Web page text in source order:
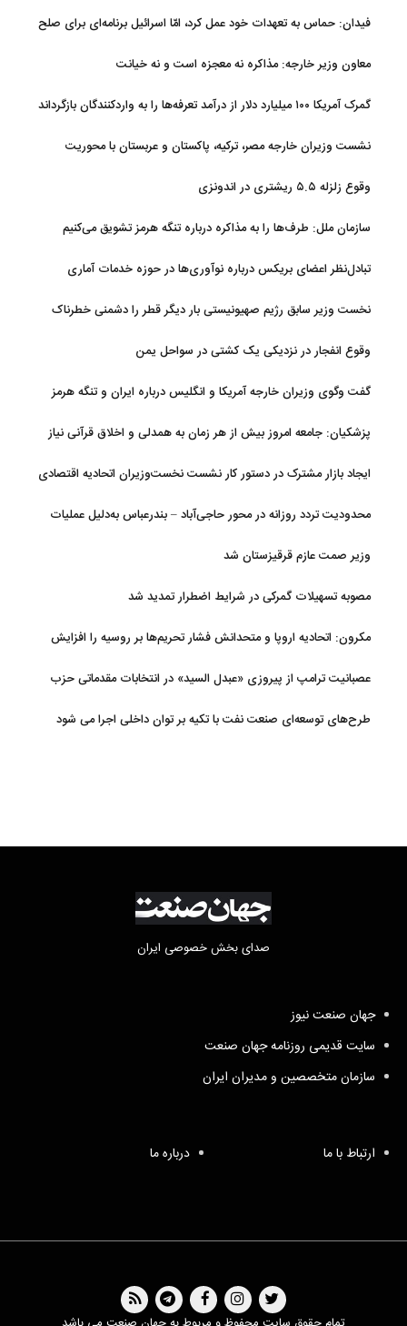
فیدان: حماس به تعهدات خود عمل کرد، امّا اسرائیل برنامه‌ای برای صلح
معاون وزیر خارجه: مذاکره نه معجزه است و نه خیانت
گمرک آمریکا ۱۰۰ میلیارد دلار از درآمد تعرفه‌ها را به واردکنندگان بازگرداند
نشست وزیران خارجه مصر، ترکیه، پاکستان و عربستان با محوریت
وقوع زلزله ۵.۵ ریشتری در اندونزی
سازمان ملل: طرف‌ها را به مذاکره درباره تنگه هرمز تشویق می‌کنیم
تبادل‌نظر اعضای بریکس درباره نوآوری‌ها در حوزه خدمات آماری
نخست وزیر سابق رژیم صهیونیستی بار دیگر قطر را دشمنی خطرناک
وقوع انفجار در نزدیکی یک کشتی در سواحل یمن
گفت وگوی وزیران خارجه آمریکا و انگلیس درباره ایران و تنگه هرمز
پزشکیان: جامعه امروز بیش از هر زمان به همدلی و اخلاق قرآنی نیاز
ایجاد بازار مشترک در دستور کار نشست نخست‌وزیران اتحادیه اقتصادی
محدودیت تردد روزانه در محور حاجی‌آباد – بندرعباس به‌دلیل عملیات
وزیر صمت عازم قرقیزستان شد
مصوبه تسهیلات گمرکی در شرایط اضطرار تمدید شد
مکرون: اتحادیه اروپا و متحدانش فشار تحریم‌ها بر روسیه را افزایش
عصبانیت ترامپ از پیروزی «عبدل السید» در انتخابات مقدماتی حزب
طرح‌های توسعه‌ای صنعت نفت با تکیه بر توان داخلی اجرا می شود
صدای بخش خصوصی ایران
جهان صنعت نیوز
سایت قدیمی روزنامه جهان صنعت
سازمان متخصصین و مدیران ایران
ارتباط با ما درباره ما